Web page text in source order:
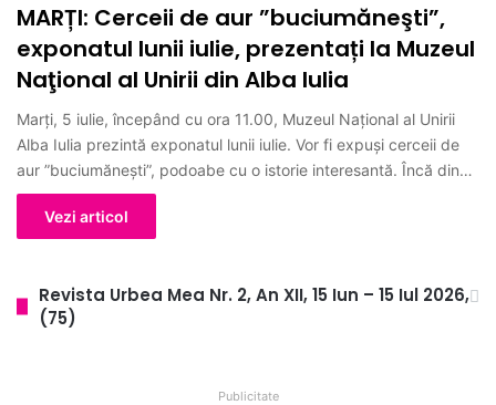
MARȚI: Cerceii de aur ”buciumăneşti”,
exponatul lunii iulie, prezentați la Muzeul
Naţional al Unirii din Alba Iulia
Marți, 5 iulie, începând cu ora 11.00, Muzeul Național al Unirii
Alba Iulia prezintă exponatul lunii iulie. Vor fi expuși cerceii de
aur ”buciumăneşti”, podoabe cu o istorie interesantă. Încă din…
Vezi articol
Revista Urbea Mea Nr. 2, An XII, 15 Iun – 15 Iul 2026,
(75)
Publicitate